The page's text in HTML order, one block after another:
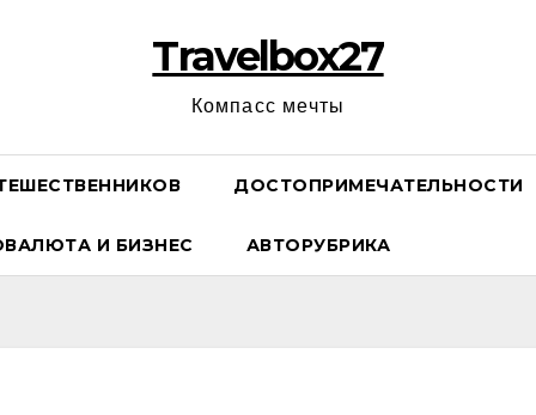
Travelbox27
Компасс мечты
ДОСТОПРИМЕЧАТЕЛЬНОСТИ
И БИЗНЕС АВТОРУБРИКА